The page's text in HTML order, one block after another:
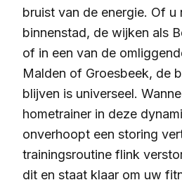
bruist van de energie. Of u
binnenstad, de wijken als
of in een van de
Malden of Groesbeek, de
blijven is universeel.
hometrainer in deze
onverhoopt een storing
trainingsroutine flink
dit en staat klaar om uw